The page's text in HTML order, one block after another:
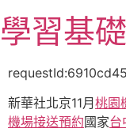
至
主
容
學習基
新華社北京11月 桃園
機場接送預約國家台